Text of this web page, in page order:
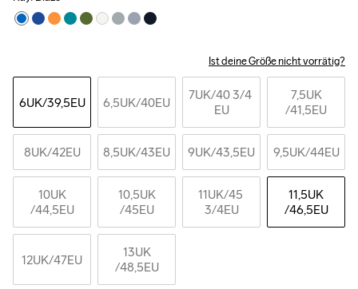
Ist deine Größe nicht vorrätig?
6UK/39,5EU 6,5UK/40EU 7UK/40 3/4
EU
7,5UK
/41,5EU
8UK/42EU 8,5UK/43EU 9UK/43,5EU 9,5UK/44EU
10UK
/44,5EU
10,5UK
/45EU
11UK/45
3/4EU
11,5UK
/46,5EU
12UK/47EU
13UK
/48,5EU